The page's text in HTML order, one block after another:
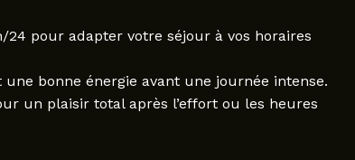
24 pour adapter votre séjour à vos horaires
bonne énergie avant une journée intense.
un plaisir total après l’effort ou les heures